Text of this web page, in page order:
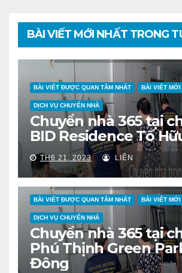
BÀI VIẾT MỚI NHẤT TRONG
BÀI VIẾT ĐƯỢC QUAN TÂM NHẤT BÀI VIẾT MỚI
DỊCH VỤ CHUYỂN NHÀ
Chuyển nhà 365 tại
BID Residence Tố
TH6 21, 2023 LIÊN
BÀI VIẾT ĐƯỢC QUAN TÂM NHẤT BÀI VIẾT MỚI
DỊCH VỤ CHUYỂN NHÀ
Chuyển nhà 365 tại
Phú Thịnh Green
Đông